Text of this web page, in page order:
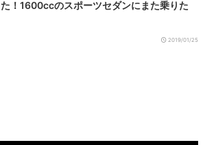
！1600ccのスポーツセダンにまた乗りた
2019/01/25